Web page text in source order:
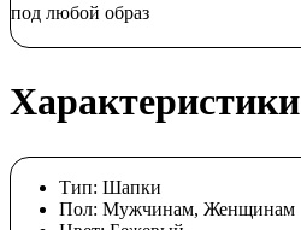
под любой образ
Характеристики
Тип: Шапки
Пол: Мужчинам, Женщинам